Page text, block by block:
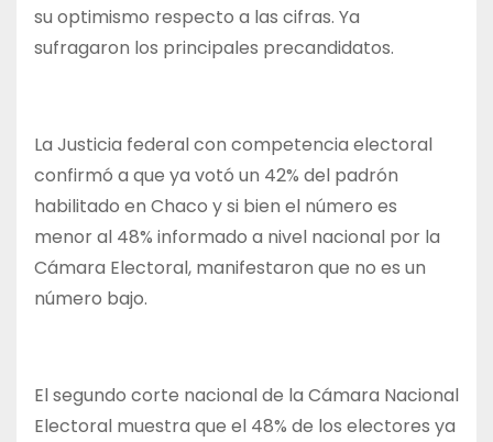
su optimismo respecto a las cifras. Ya
sufragaron los principales precandidatos.
La Justicia federal con competencia electoral
confirmó a que ya votó un 42% del padrón
habilitado en Chaco y si bien el número es
menor al 48% informado a nivel nacional por la
Cámara Electoral, manifestaron que no es un
número bajo.
El segundo corte nacional de la Cámara Nacional
Electoral muestra que el 48% de los electores ya